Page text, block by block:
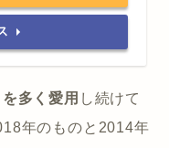
多く愛用 し続けて
年のものと2014年